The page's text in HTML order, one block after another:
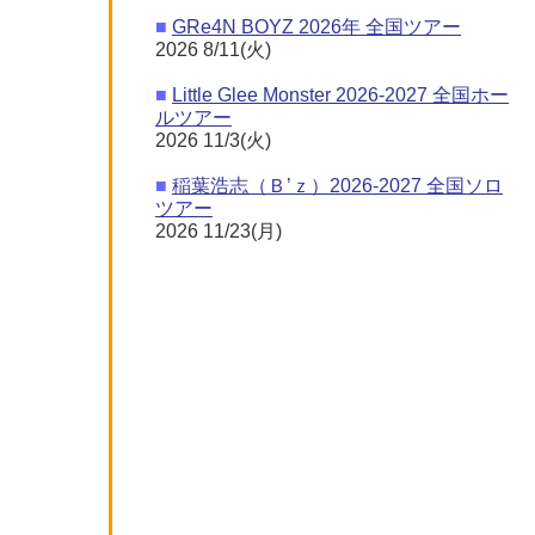
■ GRe4N BOYZ 2026年 全国ツアー
2026 8/11(火)
■ Little Glee Monster 2026-2027 全国ホー
ルツアー
2026 11/3(火)
■ 稲葉浩志（Ｂ’ｚ）2026-2027 全国ソロ
ツアー
2026 11/23(月)